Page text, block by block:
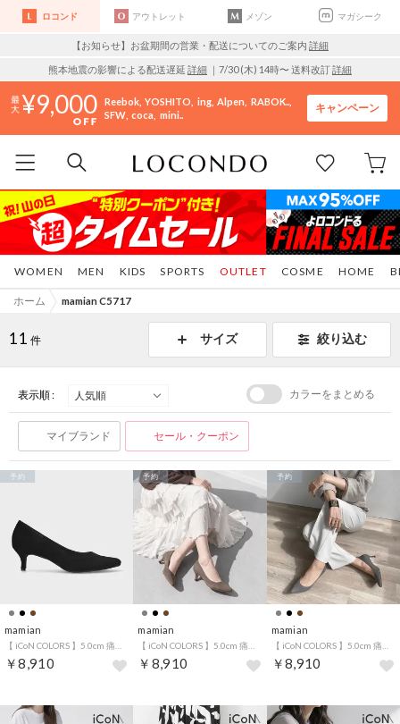
ロコンド アウトレット メゾン マガシーク
【お知らせ】お盆期間の営業・配送についてのご案内 詳細
熊本地震の影響による配送遅延 詳細 ｜7/30 (木) 14時〜 送料改訂詳細
9,000 Reebok YOSHITO ing Alpen
RABOK..
SFW coca mini..
キャンペーン
WOMEN MEN KIDS SPORTS COSME HOME
OUTLET
ホーム mamian C5717
11 件 サイズ 絞り込む
表示順 : カラーをまとめる
マイブランド セール・クーポン
mamian
￥8,910
予約
mamian
￥8,910
予約
mamian
￥8,910
予約